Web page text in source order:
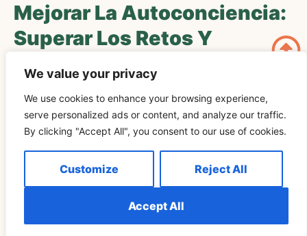
We value your privacy
We use cookies to enhance your browsing experience,
serve personalized ads or content, and analyze our traffic.
By clicking "Accept All", you consent to our use of cookies.
Customize Reject All
Accept All
Mejorar La Autoconciencia:
Superar Los Retos Y
Abrazar El Crecimiento
Navegar Por Las Debilidades Y
Convertirlas En Fortalezas
Mediante El Autoconocimiento
Reconocer nuestras debilidades y aprovechar la
autoconciencia para abordarlas puede conducir al
crecimiento y la transformación personales. Aceptar las
vulnerabilidades fomenta la resiliencia y la adaptabilidad.